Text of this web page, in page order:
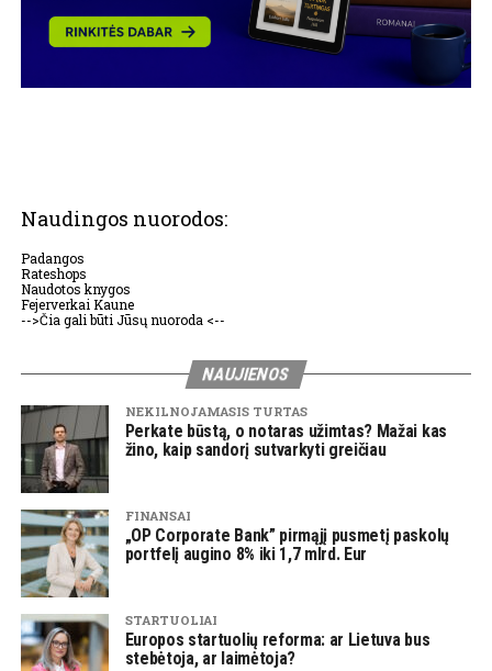
Naudingos nuorodos:
Padangos
Rateshops
Naudotos knygos
Fejerverkai Kaune
-->Čia gali būti Jūsų nuoroda <--
NAUJIENOS
NEKILNOJAMASIS TURTAS
Perkate būstą, o notaras užimtas? Mažai kas
žino, kaip sandorį sutvarkyti greičiau
FINANSAI
„OP Corporate Bank” pirmąjį pusmetį paskolų
portfelį augino 8% iki 1,7 mlrd. Eur
STARTUOLIAI
Europos startuolių reforma: ar Lietuva bus
stebėtoja, ar laimėtoja?